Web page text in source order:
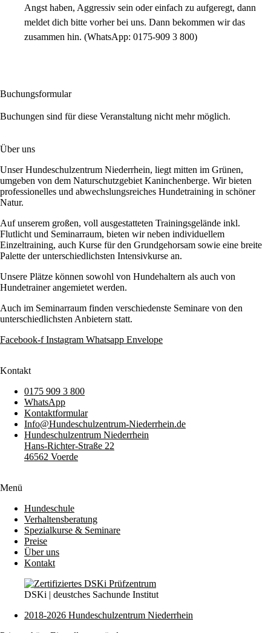
Angst haben, Aggressiv sein oder einfach zu aufgeregt, dann
meldet dich bitte vorher bei uns. Dann bekommen wir das
zusammen hin. (WhatsApp: 0175-909 3 800)
Buchungsformular
Buchungen sind für diese Veranstaltung nicht mehr möglich.
Über uns
Unser Hundeschulzentrum Niederrhein, liegt mitten im Grünen,
umgeben von dem Naturschutzgebiet Kaninchenberge. Wir bieten
professionelles und abwechslungsreiches Hundetraining in schöner
Natur.
Auf unserem großen, voll ausgestatteten Trainingsgelände inkl.
Flutlicht und Seminarraum, bieten wir neben individuellem
Einzeltraining, auch Kurse für den Grundgehorsam sowie eine breite
Palette der unterschiedlichsten Intensivkurse an.
Unsere Plätze können sowohl von Hundehaltern als auch von
Hundetrainer angemietet werden.
Auch im Seminarraum finden verschiedenste Seminare von den
unterschiedlichsten Anbietern statt.
Facebook-f Instagram Whatsapp Envelope
Kontakt
0175 909 3 800
WhatsApp
Kontaktformular
Info@Hundeschulzentrum-Niederrhein.de
Hundeschulzentrum Niederrhein
Hans-Richter-Straße 22
46562 Voerde
Menü
Hundeschule
Verhaltensberatung
Spezialkurse & Seminare
Preise
Über uns
Kontakt
DSKi | deustches Sachunde Institut
2018-2026 Hundeschulzentrum Niederrhein